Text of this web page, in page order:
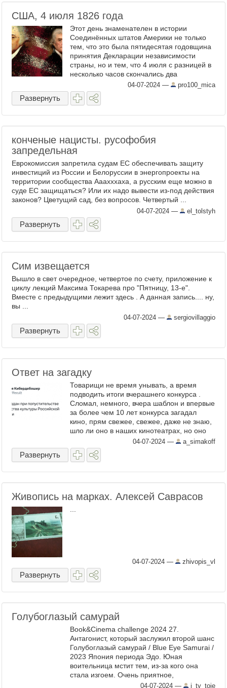
США, 4 июля 1826 года
Этот день знаменателен в истории
Соединённых штатов Америки не только
тем, что это была пятидесятая годовщина
принятия Декларации независимости
страны, но и тем, что 4 июля с разницей в
несколько часов скончались два
президента США – второй и третий – два
конкурента и политических врага, ...
04-07-2024 — pro100_mica
Развернуть
конченые нацисты. русофобия
запредельная
Еврокомиссия запретила судам ЕС обеспечивать защиту
инвестиций из России и Белоруссии в энергопроекты на
территории сообщества Ааахххаха, а русским еще можно в
суде ЕС защищаться? Или их надо вывести из-под действия
законов? Цветущий сад, без вопросов. Четвертый ...
04-07-2024 — el_tolstyh
Развернуть
Сим извещается
Вышло в свет очередное, четвертое по счету, приложение к
циклу лекций Максима Токарева про "Пятницу, 13-е".
Вместе с предыдущими лежит здесь . А данная запись.... ну,
вы ...
04-07-2024 — sergiovillaggio
Развернуть
Ответ на загадку
Товарищи не время унывать, а время
подводить итоги вчерашнего конкурса .
Сломал, немного, вчера шаблон и впервые
за более чем 10 лет конкурса загадал
кино, прям свежее, свежее, даже не знаю,
шло ли оно в наших кинотеатрах, но оно
озвучено и есть в хорошем качестве. Итак
фильм к ...
04-07-2024 — a_simakoff
Развернуть
Живопись на марках. Алексей Саврасов
04-07-2024 — zhivopis_vl
Развернуть
Голубоглазый самурай
Book&Cinema challenge 2024 27.
Антагонист, который заслужил второй шанс
Голубоглазый самурай / Blue Eye Samurai /
2023 Япония периода Эдо. Юная
воительница мстит тем, из-за кого она
стала изгоем. Очень приятное,
насыщенное действиями аниме. Делали
04-07-2024 — i_ty_toje